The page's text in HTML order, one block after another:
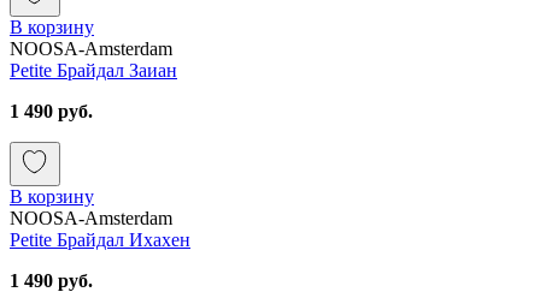
В корзину
NOOSA-Amsterdam
Petite Брайдал Заиан
1 490 руб.
В корзину
NOOSA-Amsterdam
Petite Брайдал Ихахен
1 490 руб.